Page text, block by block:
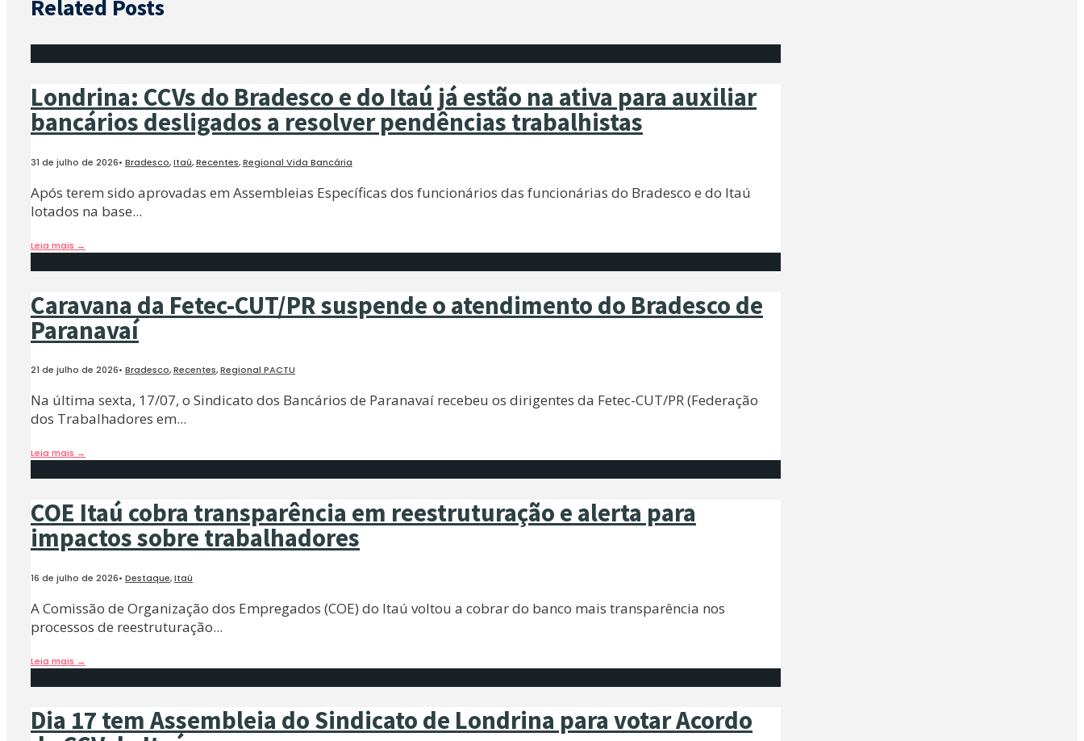
Related Posts
Londrina: CCVs do Bradesco e do Itaú já estão na ativa para auxiliar
bancários desligados a resolver pendências trabalhistas
31 de julho de 2026• Bradesco,Itaú,Recentes,Regional Vida Bancária
Após terem sido aprovadas em Assembleias Específicas dos funcionários das funcionárias do Bradesco e do Itaú
lotados na base...
Leia mais →
Caravana da Fetec-CUT/PR suspende o atendimento do Bradesco de
Paranavaí
21 de julho de 2026• Bradesco,Recentes,Regional PACTU
Na última sexta, 17/07, o Sindicato dos Bancários de Paranavaí recebeu os dirigentes da Fetec-CUT/PR (Federação
dos Trabalhadores em...
Leia mais →
COE Itaú cobra transparência em reestruturação e alerta para
impactos sobre trabalhadores
16 de julho de 2026• Destaque,Itaú
A Comissão de Organização dos Empregados (COE) do Itaú voltou a cobrar do banco mais transparência nos
processos de reestruturação...
Leia mais →
Dia 17 tem Assembleia do Sindicato de Londrina para votar Acordo